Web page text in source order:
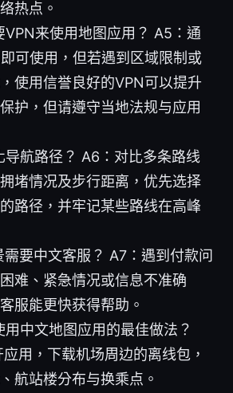
热点。
VPN来使用地图应用？ A5：通
可使用，但若遇到区域限制或
使用信誉良好的VPN可以提升
护，但请遵守当地法规与应用
导航路径？ A6：对比多条路线
堵情况及步行距离，优先选择
路径，并牢记某些路线在高峰
要中文客服？ A7：遇到付款问
难、紧急情况或信息不准确
服能更快获得帮助。
中文地图应用的最佳做法？
用，下载机场周边的离线包，
航站楼分布与换乘点。